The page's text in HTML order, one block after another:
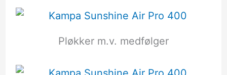
Pløkker m.v. medfølger